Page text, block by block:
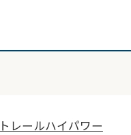
レールハイパワー